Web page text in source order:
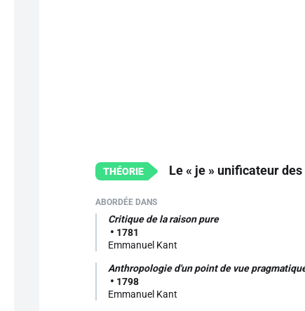
Le « je » unificateur
Emmanuel Kant
Critique de la raison pure
1781
Emmanuel Kant
Anthropologie d'un point de vue
1798